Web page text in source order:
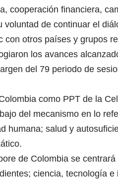
cooperación financiera,
voluntad de continuar el
con otros países y grupos
los avances
del 79 periodo de
como PPT de la
del mecanismo en lo
humana; salud y
de Colombia se
ciencia, tecnología